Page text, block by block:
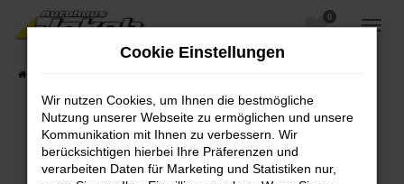
Zum
Hauptinhalt
0
Fehler: Network Error
Cookie Einstellungen
Wir nutzen Cookies, um Ihnen die bestmögliche
Nutzung unserer Webseite zu ermöglichen und unsere
Kommunikation mit Ihnen zu verbessern. Wir
berücksichtigen hierbei Ihre Präferenzen und
verarbeiten Daten für Marketing und Statistiken nur,